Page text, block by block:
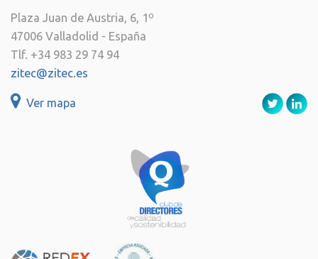
Plaza Juan de Austria, 6, 1º
47006 Valladolid - España
Tlf. +34 983 29 74 94
zitec@zitec.es
Ver mapa